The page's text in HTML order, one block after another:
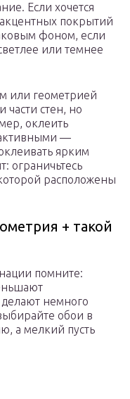
Если хочется
покрытий
фоном, если
или темнее
или геометрией
стен, но
оклеить
—
ярким
ограничьтесь
расположены
+ такой
помните:
немного
обои в
а мелкий пусть